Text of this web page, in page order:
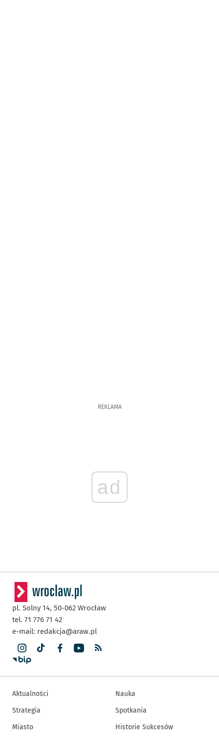
REKLAMA
ad
pl. Solny 14, 50-062 Wrocław
tel. 71 776 71 42
e-mail: redakcja@araw.pl
Aktualności
Strategia
Miasto
Nauka
Spotkania
Historie Sukcesów